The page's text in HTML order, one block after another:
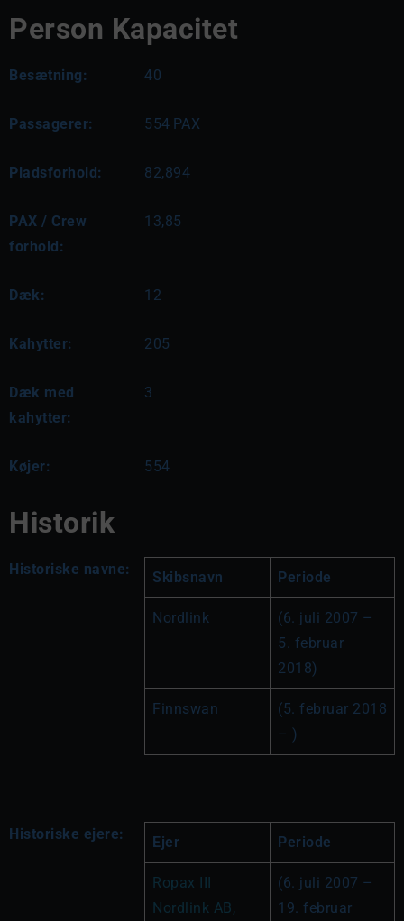
Person Kapacitet
Besætning: 40
Passagerer: 554 PAX
Pladsforhold: 82,894
PAX / Crew
forhold:
13,85
Dæk: 12
Kahytter: 205
Dæk med
kahytter:
3
Køjer: 554
Historik
Historiske navne: Skibsnavn Periode
Nordlink
(6. juli 2007 –
5. februar
2018)
Finnswan
(5. februar 2018
– )
Historiske ejere: Ejer Periode
Ropax III
Nordlink AB,
(6. juli 2007 –
19. februar